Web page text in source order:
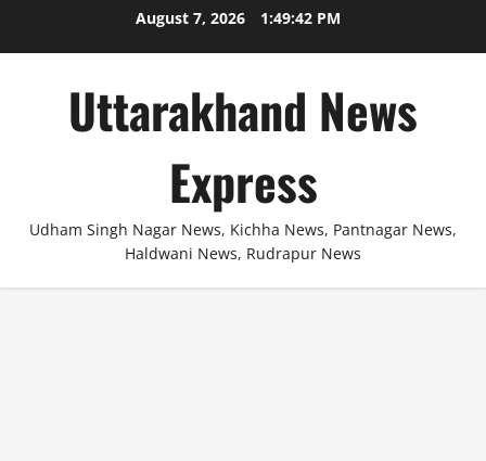
August 7, 2026 1:49:42 PM
Uttarakhand News
Express
Udham Singh Nagar News, Kichha News, Pantnagar News,
Haldwani News, Rudrapur News